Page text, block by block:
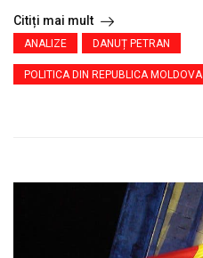
Citiți mai mult
ANALIZE DANUȚ PETRAN
POLITICA DIN REPUBLICA MOLDOVA